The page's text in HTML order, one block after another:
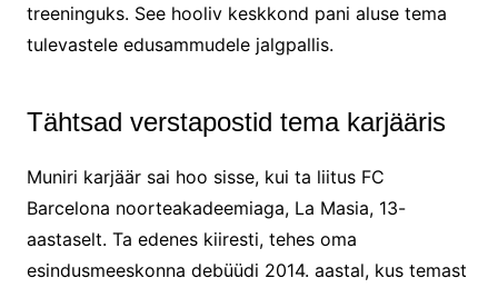
treeninguks. See hooliv keskkond pani aluse tema
tulevastele edusammudele jalgpallis.
Tähtsad verstapostid tema karjääris
Muniri karjäär sai hoo sisse, kui ta liitus FC
Barcelona noorteakadeemiaga, La Masia, 13-
aastaselt. Ta edenes kiiresti, tehes oma
esindusmeeskonna debüüdi 2014. aastal, kus temast